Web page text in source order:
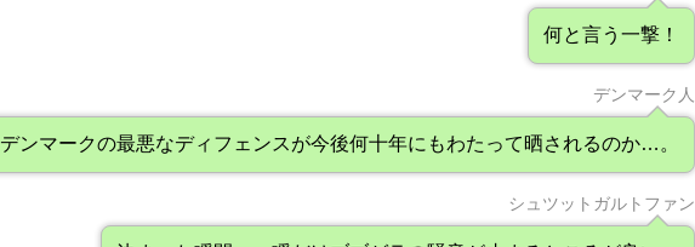
何と言う一撃！
デンマーク人
デンマークの最悪なディフェンスが今後何十年にもわたって晒されるのか…。
シュツットガルトファン